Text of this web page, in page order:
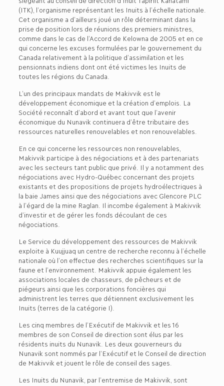
(ITK), l’organisme représentant les Inuits à l’échelle nationale.
Cet organisme a d’ailleurs joué un rôle déterminant dans la
prise de position lors de réunions des premiers ministres,
comme dans le cas de l’Accord de Kelowna de 2005 et en ce
qui concerne les excuses formulées par le gouvernement du
Canada relativement à la politique d’assimilation et les
pensionnats indiens dont ont été victimes les Inuits de
toutes les régions du Canada.
L’un des principaux mandats de Makivvik est le
développement économique et la création d’emplois. La
Société reconnaît d’abord et avant tout que l’avenir
économique du Nunavik continuera d’être tributaire des
ressources naturelles renouvelables et non renouvelables.
En ce qui concerne les ressources non renouvelables,
Makivvik participe à des négociations et à des partenariats
avec les secteurs tant public que privé. Il y a notamment des
négociations avec Hydro-Québec concernant des projets
existants et des propositions de projets hydroélectriques à
la baie James ainsi que des négociations avec Glencore PLC
à l’égard de la mine Raglan. Il incombe également à Makivvik
d’investir et de gérer les fonds découlant de ces
négociations.
Le Service du développement des ressources de Makivvik
exploite à Kuujjuaq un centre de recherche reconnu à l’échelle
nationale où l’on effectue des recherches scientifiques sur la
faune et l’environnement. Makivvik appuie également les
associations locales de chasseurs, de pêcheurs et de
piégeurs ainsi que les corporations foncières qui
administrent les terres que détiennent exclusivement les
Inuits (terres de la catégorie I).
Les cinq membres de l’Exécutif de Makivvik et les 16
membres de son Conseil de direction sont élus par les
résidents inuits du Nunavik. Les deux gouverneurs du
Nunavik sont nommés par l’Exécutif et le Conseil de direction
de Makivvik et jouent le rôle de conseil des sages.
Les Inuits du Nunavik, par l’entremise de Makivvik, sont